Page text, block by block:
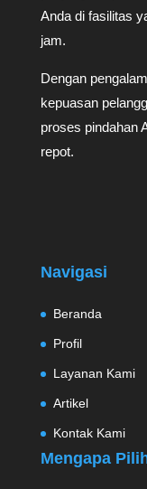
Anda di fasilitas
jam.
Dengan
kepuasan
proses pindahan
repot.
Navigasi
Beranda
Profil
Layanan Kami
Artikel
Kontak Kami
Mengapa